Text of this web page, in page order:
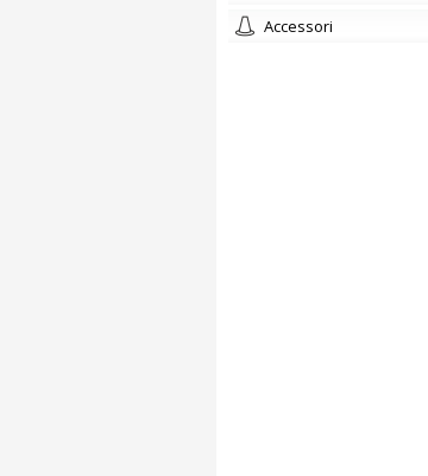
accessori